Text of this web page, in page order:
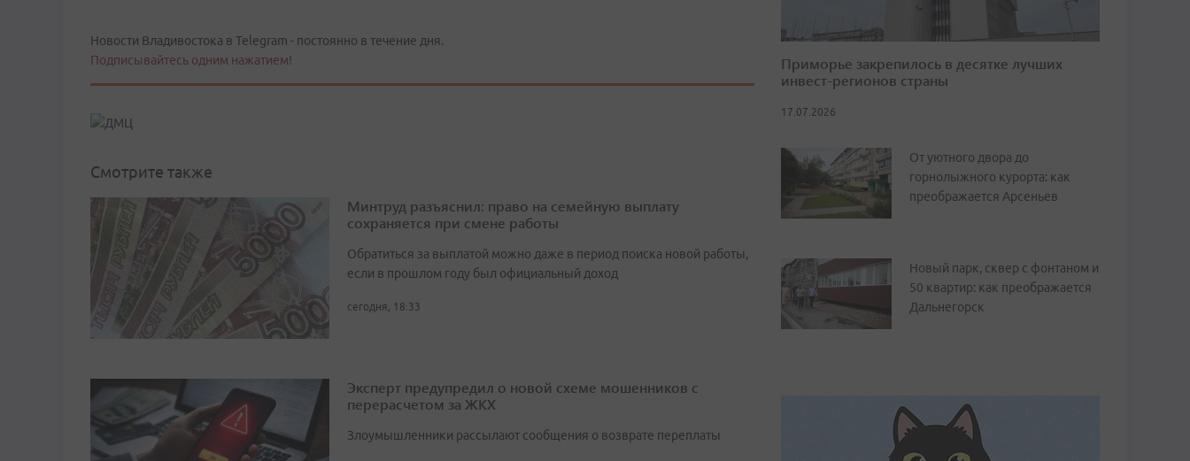
Новости Владивостока в Telegram - постоянно в течение дня.
Подписывайтесь одним нажатием!
Смотрите также
Минтруд разъяснил: право на семейную выплату
сохраняется при смене работы
Обратиться за выплатой можно даже в период поиска новой работы,
если в прошлом году был официальный доход
сегодня, 18:33
Эксперт предупредил о новой схеме мошенников с
перерасчетом за ЖКХ
Злоумышленники рассылают сообщения о возврате переплаты
Приморье закрепилось в десятке лучших
инвест-регионов страны
17.07.2026
От уютного двора до
горнолыжного курорта: как
преображается Арсеньев
Новый парк, сквер с фонтаном и
50 квартир: как преображается
Дальнегорск